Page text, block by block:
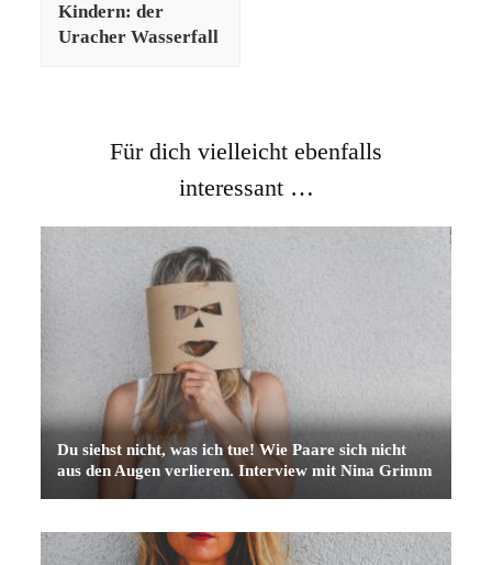
Kindern: der
Uracher Wasserfall
Für dich vielleicht ebenfalls
interessant …
Du siehst nicht, was ich tue! Wie Paare sich nicht
aus den Augen verlieren. Interview mit Nina Grimm